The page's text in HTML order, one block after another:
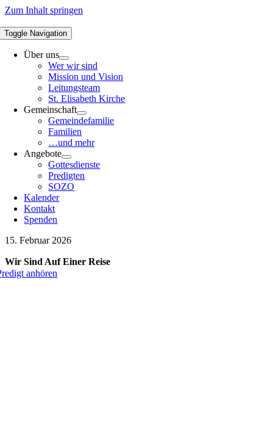
Zum Inhalt springen
Toggle Navigation
Über uns
Wer wir sind
Mission und Vision
Leitungsteam
St. Elisabeth Kirche
Gemeinschaft
Gemeindefamilie
Familien
…und mehr
Angebote
Gottesdienste
Predigten
SOZO
Kalender
Kontakt
Spenden
15. Februar 2026
Wir Sind Auf Einer Reise
anhören